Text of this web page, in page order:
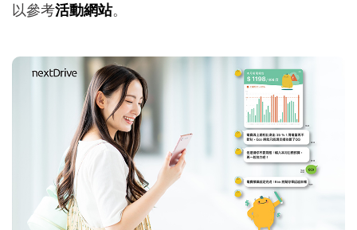
以參考活動網站。